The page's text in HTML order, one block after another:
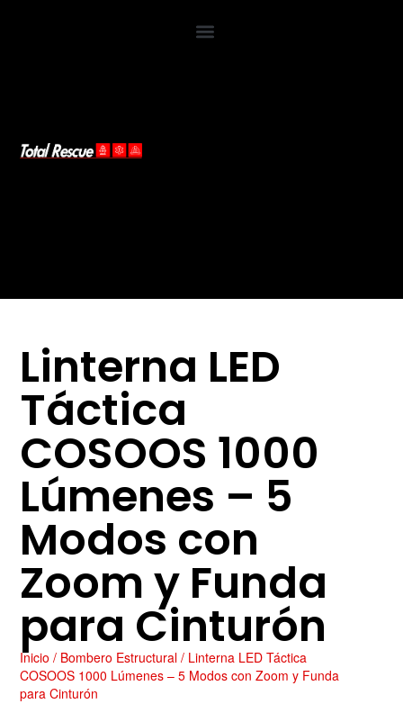
Linterna LED
Táctica
COSOOS 1000
Lúmenes – 5
Modos con
Zoom y Funda
para Cinturón
Inicio / Bombero Estructural / Linterna LED Táctica
COSOOS 1000 Lúmenes – 5 Modos con Zoom y Funda
para Cinturón